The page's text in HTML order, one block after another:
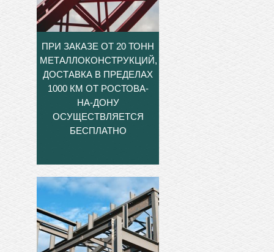
ПРИ ЗАКАЗЕ ОТ 20 ТОНН
МЕТАЛЛОКОНСТРУКЦИЙ,
ДОСТАВКА В ПРЕДЕЛАХ
1000 КМ ОТ РОСТОВА-
НА-ДОНУ
ОСУЩЕСТВЛЯЕТСЯ
БЕСПЛАТНО